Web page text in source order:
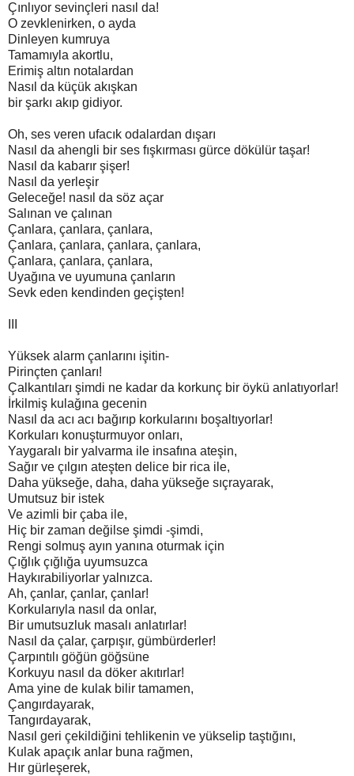
Çınlıyor sevinçleri nasıl da!
O zevklenirken, o ayda
Dinleyen kumruya
Tamamıyla akortlu,
Erimiş altın notalardan
Nasıl da küçük akışkan
bir şarkı akıp gidiyor.
Oh, ses veren ufacık odalardan dışarı
Nasıl da ahengli bir ses fışkırması gürce dökülür taşar!
Nasıl da kabarır şişer!
Nasıl da yerleşir
Geleceğe! nasıl da söz açar
Salınan ve çalınan
Çanlara, çanlara, çanlara,
Çanlara, çanlara, çanlara, çanlara,
Çanlara, çanlara, çanlara,
Uyağına ve uyumuna çanların
Sevk eden kendinden geçişten!
Yüksek alarm çanlarını işitin-
Pirinçten çanları!
Çalkantıları şimdi ne kadar da korkunç bir öykü anlatıyorlar!
İrkilmiş kulağına gecenin
Nasıl da acı acı bağırıp korkularını boşaltıyorlar!
Korkuları konuşturmuyor onları,
Yaygaralı bir yalvarma ile insafına ateşin,
Sağır ve çılgın ateşten delice bir rica ile,
Daha yükseğe, daha, daha yükseğe sıçrayarak,
Umutsuz bir istek
Ve azimli bir çaba ile,
Hiç bir zaman değilse şimdi -şimdi,
Rengi solmuş ayın yanına oturmak için
Çığlık çığlığa uyumsuzca
Haykırabiliyorlar yalnızca.
Ah, çanlar, çanlar, çanlar!
Korkularıyla nasıl da onlar,
Bir umutsuzluk masalı anlatırlar!
Nasıl da çalar, çarpışır, gümbürderler!
Çarpıntılı göğün göğsüne
Korkuyu nasıl da döker akıtırlar!
Ama yine de kulak bilir tamamen,
Çangırdayarak,
Tangırdayarak,
Nasıl geri çekildiğini tehlikenin ve yükselip taştığını,
Kulak apaçık anlar buna rağmen,
Hır gürleşerek,